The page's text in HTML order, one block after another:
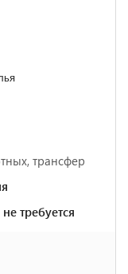
трансфер
требуется